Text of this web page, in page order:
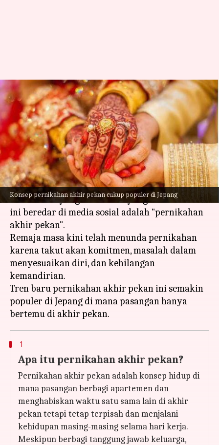
Konsep pernikahan akhir pekan cukup populer di Jepang
Pernah dengar pernikahan
akhir pekan? Praktik baru di
Jepang
menulis Taufiq Al Jufri Feb 27, 2023 01:26 pm
Apa ceritanya
Milenial sering muncul dengan label hubungan
dan kencan yang trendi dan yang terbaru saat
ini beredar di media sosial adalah "pernikahan
akhir pekan".
Remaja masa kini telah menunda pernikahan
karena takut akan komitmen, masalah dalam
menyesuaikan diri, dan kehilangan
kemandirian.
Tren baru pernikahan akhir pekan ini semakin
populer di Jepang di mana pasangan hanya
1
Apa itu pernikahan akhir pekan?
Pernikahan akhir pekan adalah konsep hidup di
mana pasangan berbagi apartemen dan
menghabiskan waktu satu sama lain di akhir
pekan tetapi tetap terpisah dan menjalani
kehidupan masing-masing selama hari kerja.
Meskipun berbagi tanggung jawab keluarga,